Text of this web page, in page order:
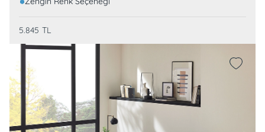
5.845 TL